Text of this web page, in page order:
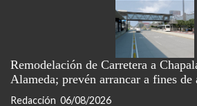
Remodelación de Carretera a
Alameda; prevén arrancar a fines de
Redacción 06/08/2026